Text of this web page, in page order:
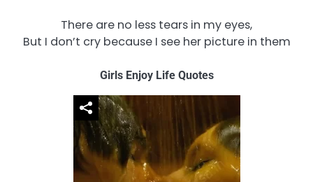
There are no less tears in my eyes,
But I don’t cry because I see her picture in them
Girls Enjoy Life Quotes